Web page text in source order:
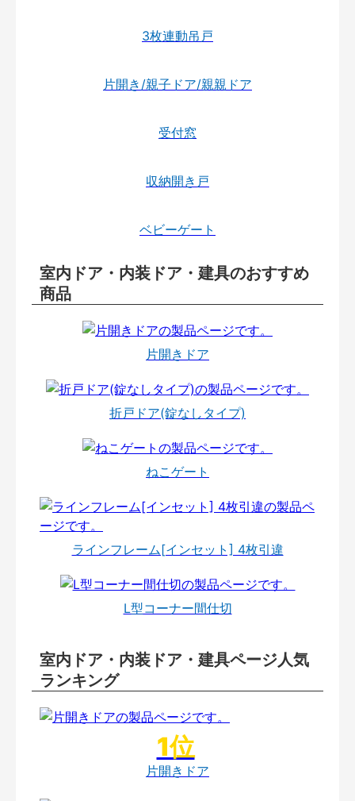
3枚連動吊戸
片開き/親子ドア/親親ドア
受付窓
収納開き戸
ベビーゲート
室内ドア・内装ドア・建具のおすすめ
商品
片開きドア
折戸ドア(錠なしタイプ)
ねこゲート
ラインフレーム[インセット] 4枚引違
L型コーナー間仕切
室内ドア・内装ドア・建具ページ人気
ランキング
片開きドア